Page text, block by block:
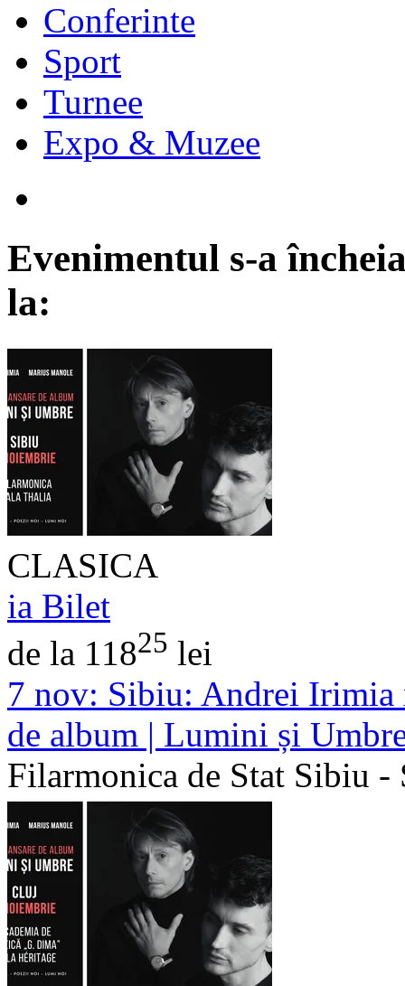
Conferinte
Sport
Turnee
Expo & Muzee
Evenimentul s-a
la:
CLASICA
ia Bilet
de la 11825 lei
7 nov: Sibiu: Andrei Irimia
de album | Lumini și
Filarmonica de Stat Sibiu -